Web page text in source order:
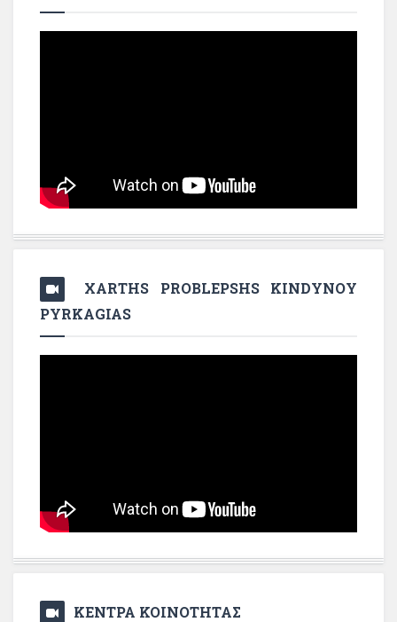
XARTHS PROBLEPSHS KINDYNOY
PYRKAGIAS
ΚΕΝΤΡΑ ΚΟΙΝΟΤΗΤΑΣ